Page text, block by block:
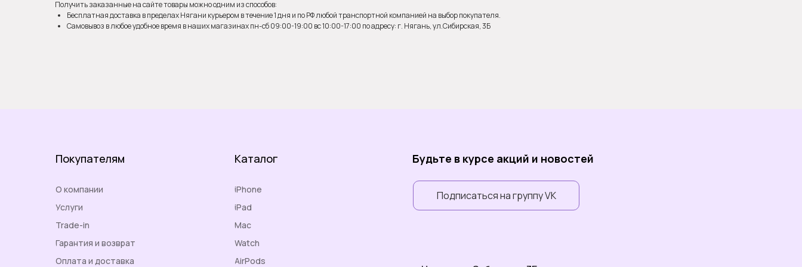
Получить заказанные на сайте товары можно одним из способов:
Бесплатная доставка в пределах Нягани курьером в течение 1 дня и по РФ любой транспортной компанией на выбор покупателя.
Самовывоз в любое удобное время в наших магазинах пн-сб 09:00-19:00 вс 10:00-17:00 по адресу: г. Нягань, ул.Сибирская, 3Б
О компании
Будьте в курсе акций и новостей
Услуги
Trade-in
Гарантия и возврат
Оплата и доставка
Покупателям
iPhone
iPad
Mac
Watch
AirPods
Каталог
Подписаться на группу VK